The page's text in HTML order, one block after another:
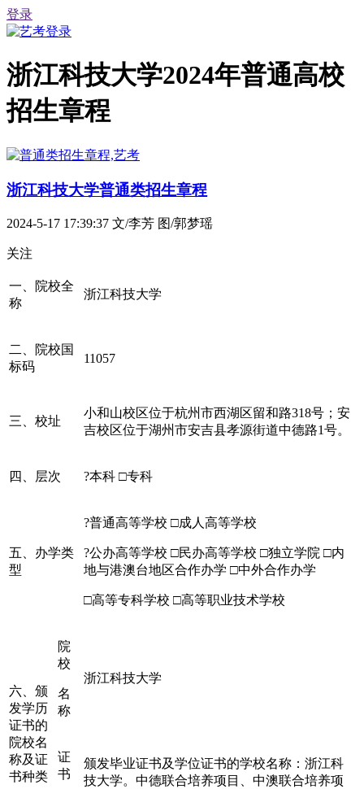
登录
浙江科技大学2024年普通高校
招生章程
浙江科技大学普通类招生章程
2024-5-17 17:39:37 文/李芳 图/郭梦瑶
关注
一、院校全
称
浙江科技大学
二、院校国
标码
11057
三、校址
小和山校区位于杭州市西湖区留和路318号；安
吉校区位于湖州市安吉县孝源街道中德路1号。
四、层次 ?本科 □专科
五、办学类
型
?普通高等学校 □成人高等学校
?公办高等学校 □民办高等学校 □独立学院 □内
地与港澳台地区合作办学 □中外合作办学
□高等专科学校 □高等职业技术学校
六、颁
发学历
证书的
院校名
称及证
书种类
院
校
名
称
浙江科技大学
证
书
颁发毕业证书及学位证书的学校名称：浙江科
技大学。中德联合培养项目、中澳联合培养项